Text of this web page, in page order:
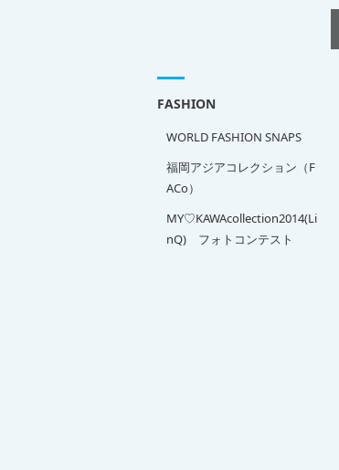
FASHION
WORLD FASHION SNAPS
福岡アジアコレクション（F
ACo）
MY♡KAWAcollection2014(Li
nQ) フォトコンテスト